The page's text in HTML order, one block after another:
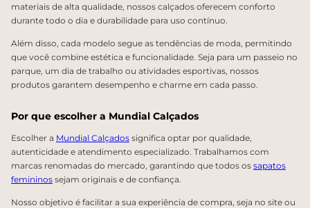
materiais de alta qualidade, nossos calçados oferecem conforto
durante todo o dia e durabilidade para uso contínuo.
Além disso, cada modelo segue as tendências de moda, permitindo
que você combine estética e funcionalidade. Seja para um passeio no
parque, um dia de trabalho ou atividades esportivas, nossos
produtos garantem desempenho e charme em cada passo.
Por que escolher a Mundial Calçados
Escolher a Mundial Calçados significa optar por qualidade,
autenticidade e atendimento especializado. Trabalhamos com
marcas renomadas do mercado, garantindo que todos os sapatos
femininos sejam originais e de confiança.
Nosso objetivo é facilitar a sua experiência de compra, seja no site ou